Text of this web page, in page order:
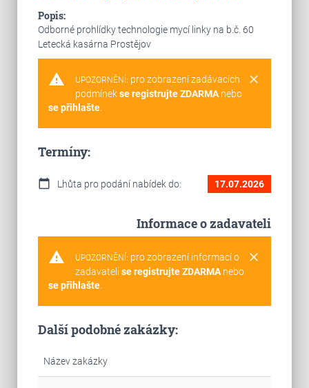
Popis:
Odborné prohlídky technologie mycí linky na b.č. 60
Letecká kasárna Prostějov
warning clear
UPOZORNĚNÍ: pro zobrazení zadávacích
podmínekse registrujte ZDARMAnebo
se přihlašte.
Termíny:
calendar_today Lhůta pro podání nabídek do: 17.07.2026
Informace o zadavateli
warning clear
UPOZORNĚNÍ: pro zobrazení informací o
zadavateli se registrujte ZDARMAnebo
se přihlašte.
Další podobné zakázky:
Název zakázky